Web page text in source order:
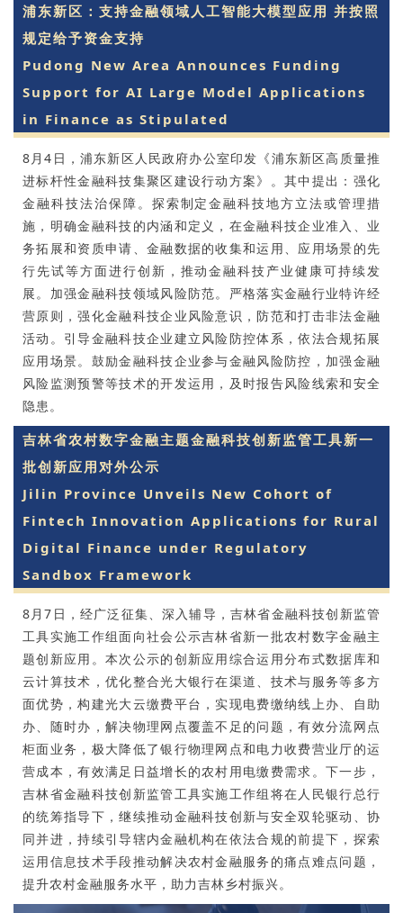
浦东新区：支持金融领域人工智能大模型应用 并按照
规定给予资金支持
Pudong New Area Announces Funding
Support for AI Large Model Applications
in Finance as Stipulated
8月4日，浦东新区人民政府办公室印发《浦东新区高质量推
进标杆性金融科技集聚区建设行动方案》。其中提出：强化
金融科技法治保障。探索制定金融科技地方立法或管理措
施，明确金融科技的内涵和定义，在金融科技企业准入、业
务拓展和资质申请、金融数据的收集和运用、应用场景的先
行先试等方面进行创新，推动金融科技产业健康可持续发
展。加强金融科技领域风险防范。严格落实金融行业特许经
营原则，强化金融科技企业风险意识，防范和打击非法金融
活动。引导金融科技企业建立风险防控体系，依法合规拓展
应用场景。鼓励金融科技企业参与金融风险防控，加强金融
风险监测预警等技术的开发运用，及时报告风险线索和安全
隐患。
吉林省农村数字金融主题金融科技创新监管工具新一
批创新应用对外公示
Jilin Province Unveils New Cohort of
Fintech Innovation Applications for Rural
Digital Finance under Regulatory
Sandbox Framework
8月7日，经广泛征集、深入辅导，吉林省金融科技创新监管
工具实施工作组面向社会公示吉林省新一批农村数字金融主
题创新应用。本次公示的创新应用综合运用分布式数据库和
云计算技术，优化整合光大银行在渠道、技术与服务等多方
面优势，构建光大云缴费平台，实现电费缴纳线上办、自助
办、随时办，解决物理网点覆盖不足的问题，有效分流网点
柜面业务，极大降低了银行物理网点和电力收费营业厅的运
营成本，有效满足日益增长的农村用电缴费需求。下一步，
吉林省金融科技创新监管工具实施工作组将在人民银行总行
的统筹指导下，继续推动金融科技创新与安全双轮驱动、协
同并进，持续引导辖内金融机构在依法合规的前提下，探索
运用信息技术手段推动解决农村金融服务的痛点难点问题，
提升农村金融服务水平，助力吉林乡村振兴。